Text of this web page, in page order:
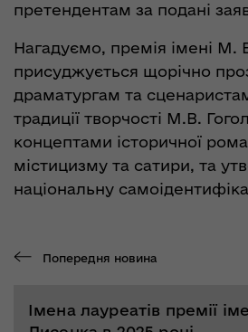
претендентам за подані
Нагадуємо, премія імені М.
присуджується щорічно
драматургам та
традиції творчості М.В.
концептами історичної
містицизму та сатири, та
національну
Попередня новина
Імена лауреатів премії